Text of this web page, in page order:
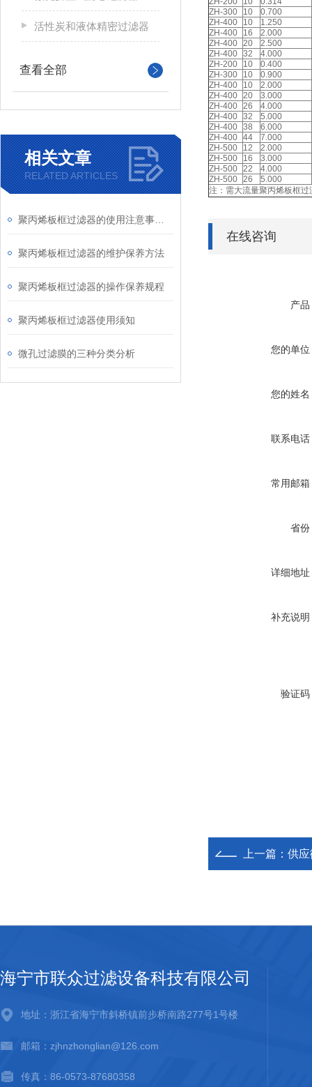
活性炭和液体精密过滤器
查看全部
相关文章
RELATED ARTICLES
聚丙烯板框过滤器的维护保养方法
聚丙烯板框过滤器的操作保养规程
聚丙烯板框过滤器使用须知
微孔过滤膜的三种分类分析
ZH-300
10
0.700
ZH-400
10
1.250
ZH-400
16
2.000
ZH-400 20
2.500
ZH-400 32
4.000
ZH-200
10
0.400
ZH-300
10
0.900
ZH-400
10
2.000
ZH-400 20
3.000
ZH-400 26
4.000
ZH-400 32
5.000
ZH-400 38
6.000
ZH-400 44
7.000
ZH-500
12
2.000
ZH-500
16
3.000
ZH-500 22
4.000
ZH-500 26
5.000
注：需大流量聚丙烯板框
在线咨询
产品
您的单位
您的姓名
联系电话
常用邮箱
省份
详细地址
补充说明
验证码
上一篇： 供
海宁市联众过滤设备科技有限公司
地址：浙江省海宁市斜桥镇前步桥南路277号1号楼
邮箱：zjhnzhonglian@126.com
传真：86-0573-87680358